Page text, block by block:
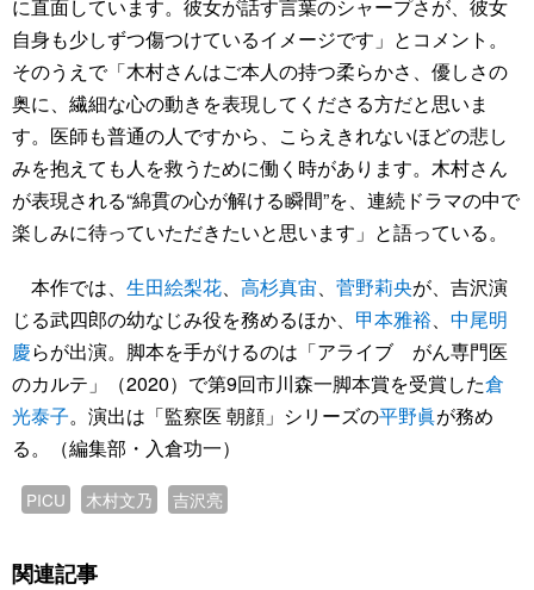
に直面しています。彼女が話す言葉のシャープさが、彼女
自身も少しずつ傷つけているイメージです」とコメント。
そのうえで「木村さんはご本人の持つ柔らかさ、優しさの
奥に、繊細な心の動きを表現してくださる方だと思いま
す。医師も普通の人ですから、こらえきれないほどの悲し
みを抱えても人を救うために働く時があります。木村さん
が表現される“綿貫の心が解ける瞬間”を、連続ドラマの中で
楽しみに待っていただきたいと思います」と語っている。
本作では、 生田絵梨花、 高杉真宙、 菅野莉央が、吉沢演
じる武四郎の幼なじみ役を務めるほか、 甲本雅裕、 中尾明
慶らが出演。脚本を手がけるのは「アライブ がん専門医
のカルテ」（2020）で第9回市川森一脚本賞を受賞した倉
光泰子。演出は「監察医 朝顔」シリーズの平野眞が務め
る。（編集部・入倉功一）
PICU 木村文乃 吉沢亮
関連記事